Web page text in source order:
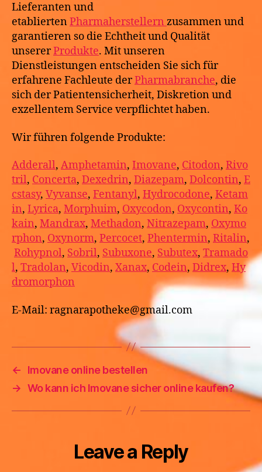
Lieferanten und
etabliertenPharmaherstellern zusammen und
garantieren so die Echtheit und Qualität
unsererProdukte. Mit unseren
Dienstleistungen entscheiden Sie sich für
erfahrene Fachleute derPharmabranche, die
sich der Patientensicherheit, Diskretion und
exzellentem Service verpflichtet haben.
Wir führen folgende Produkte:
Adderall, Amphetamin, Imovane, Citodon, Rivo
tril, Concerta, Dexedrin, Diazepam, Dolcontin, E
cstasy, Vyvanse, Fentanyl, Hydrocodone, Ketam
in, Lyrica, Morphuim, Oxycodon, Oxycontin, Ko
kain, Mandrax, Methadon, Nitrazepam, Oxymo
rphon, Oxynorm, Percocet, Phentermin, Ritalin,
Rohypnol, Sobril, Subuxone, Subutex, Tramado
l, Tradolan, Vicodin, Xanax, Codein, Didrex, Hy
dromorphon
E-Mail: ragnarapotheke@gmail.com
←
Imovane online bestellen
→ Wo kann ich Imovane sicher online kaufen?
Leave a Reply